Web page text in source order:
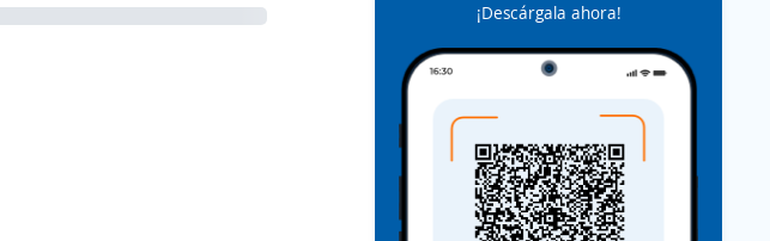
¡Descárgala ahora!